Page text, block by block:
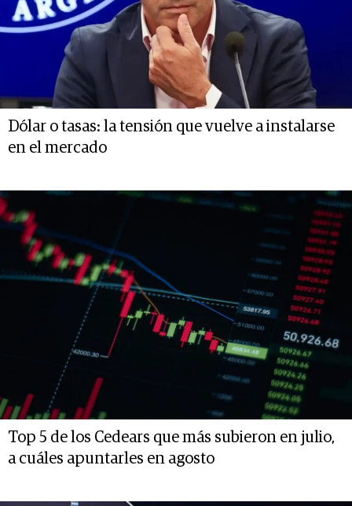
Dólar o tasas: la tensión que vuelve a instalarse
en el mercado
Top 5 de los Cedears que más subieron en julio,
a cuáles apuntarles en agosto